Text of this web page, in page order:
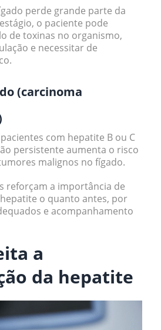
perde grande parte da
o paciente pode
de toxinas no organismo,
e necessitar de
(carcinoma
com hepatite B ou C
persistente aumenta o risco
malignos no fígado.
reforçam a importância de
o quanto antes, por
e acompanhamento
a
da hepatite